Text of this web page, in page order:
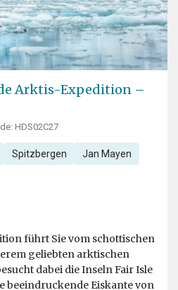
Arktis-Expedition –
HDS02C27
Spitzbergen Jan Mayen
führt Sie vom schottischen
geliebten arktischen
dabei die Inseln Fair Isle
beeindruckende Eiskante von